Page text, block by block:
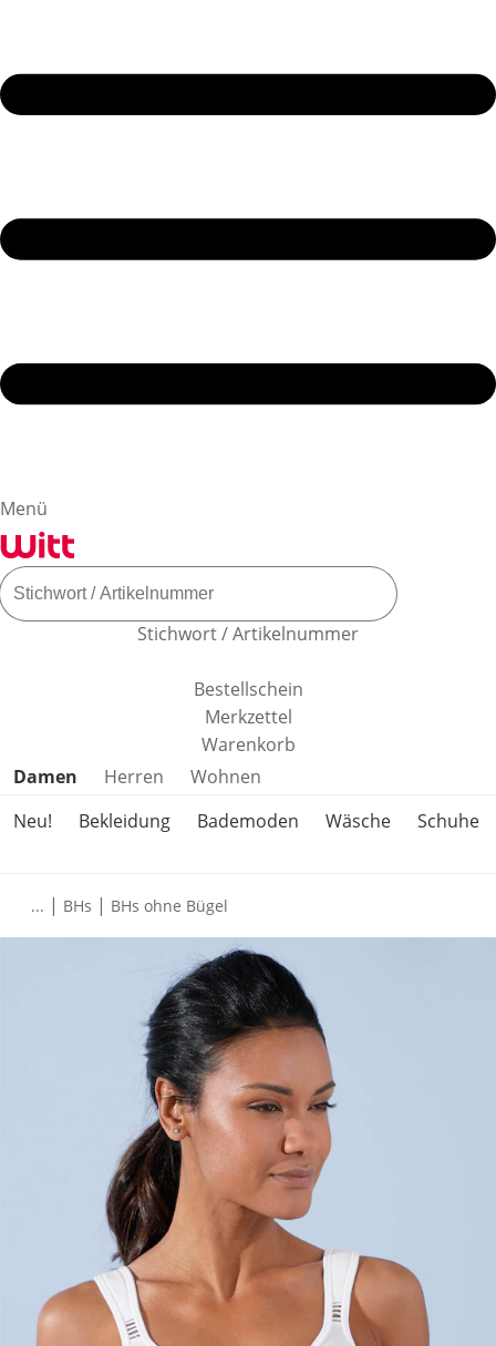
Menü
Stichwort / Artikelnummer
Bestellschein
Merkzettel
Warenkorb
Produktkategorien überspringen
Damen Herren
Wohnen
Neu!
Bekleidung Bademoden Wäsche Schuhe
... | BHs | BHs ohne Bügel